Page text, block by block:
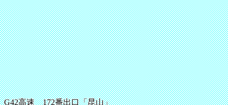
G42高速 172番出口「昆山」